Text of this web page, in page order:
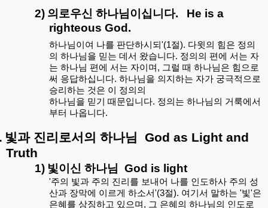
2) 의로우신 하나님이십니다.
He is a
righteous God.
하나님이여 나를 판단하시되'(1절). 다윗의 힘은 정의
의 하나님을 믿는 데서 왔습니다. 정의의 편에 서는 자
는 하나님 편에 서는 자이며, 그럴 때 하나님은 힘으로
써 응답하십니다. 하나님을 의지하는 자가 궁극적으로
승리하는 것은 이 정의의
하나님을 믿기 때문입니다. 정의는 하나님의 거룩에서
부터 나옵니다.
빛과 진리로서의 하나님
God as Light and
Truth
1) 빛이신 하나님 God is light
'주의 빛과 주의 진리를 보내어 나를 인도하사 주의 성
산과 장막에 이르게 하소서'(3절). 여기서 말하는 '빛'은
은혜를 상징하고 있으며, 그 은혜의 하나님의 인도로